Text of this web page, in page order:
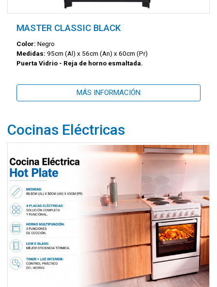
MASTER CLASSIC BLACK
Color: Negro
Medidas: 95cm (Al) x 56cm (An) x 60cm (Pr)
Puerta Vidrio - Reja de horno esmaltada.
MÁS INFORMACIÓN
Cocinas Eléctricas